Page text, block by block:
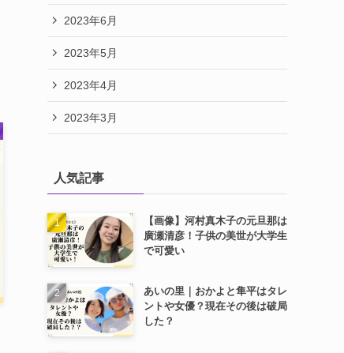
2023年6月
2023年5月
2023年4月
2023年3月
人気記事
【画像】河村真木子の元旦那は
廣瀬清彦！子供の美世が大学生
で可愛い
あいの里｜おかよと隼平はタレ
ントや女優？現在その後は破局
した？